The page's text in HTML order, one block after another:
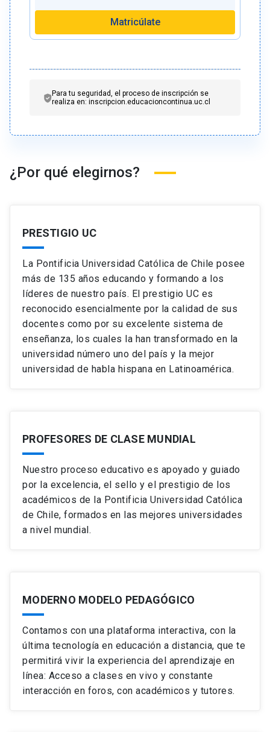
Matricúlate
Para tu seguridad, el proceso de inscripción se
realiza en: inscripcion.educacioncontinua.uc.cl
¿Por qué elegirnos?
PRESTIGIO UC
La Pontificia Universidad Católica de Chile posee
más de 135 años educando y formando a los
líderes de nuestro país. El prestigio UC es
reconocido esencialmente por la calidad de sus
docentes como por su excelente sistema de
enseñanza, los cuales la han transformado en la
universidad número uno del país y la mejor
universidad de habla hispana en Latinoamérica.
PROFESORES DE CLASE MUNDIAL
Nuestro proceso educativo es apoyado y guiado
por la excelencia, el sello y el prestigio de los
académicos de la Pontificia Universidad Católica
de Chile, formados en las mejores universidades
a nivel mundial.
MODERNO MODELO PEDAGÓGICO
Contamos con una plataforma interactiva, con la
última tecnología en educación a distancia, que te
permitirá vivir la experiencia del aprendizaje en
línea: Acceso a clases en vivo y constante
interacción en foros, con académicos y tutores.